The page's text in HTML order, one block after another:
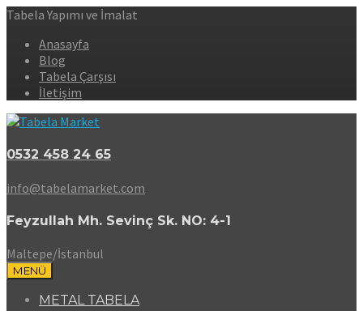
Tabela Yapımı ve İmalat
Anasayfa
Blog
Tabela Çarşısı
İletişim
0532 458 24 65
info@tabelamarket.com
Feyzullah Mh. Sevinç Sk. NO: 4-1
Maltepe/İstanbul
MENÜ
METAL TABELA